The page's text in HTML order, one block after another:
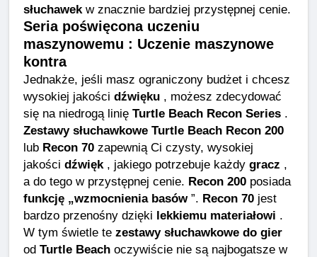
słuchawek w znacznie bardziej przystępnej cenie.
Seria poświęcona uczeniu
maszynowemu : Uczenie maszynowe
kontra
Jednakże, jeśli masz ograniczony budżet i chcesz
wysokiej jakości dźwięku , możesz zdecydować
się na niedrogą linię Turtle Beach Recon Series .
Zestawy słuchawkowe Turtle Beach Recon 200
lub Recon 70 zapewnią Ci czysty, wysokiej
jakości dźwięk , jakiego potrzebuje każdy gracz ,
a do tego w przystępnej cenie. Recon 200 posiada
funkcję „wzmocnienia basów”. Recon 70 jest
bardzo przenośny dzięki lekkiemu materiałowi .
W tym świetle te zestawy słuchawkowe do gier
od Turtle Beach oczywiście nie są najbogatsze w